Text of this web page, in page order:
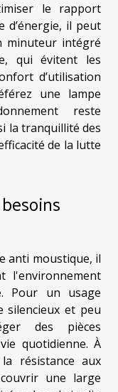
le rapport
d’énergie, il peut
minuteur intégré
qui évitent les
d’utilisation
une lampe
reste
la tranquillité des
de la lutte
anti moustique, il
l'environnement
Pour un usage
silencieux et peu
des pièces
quotidienne. À
résistance aux
une large